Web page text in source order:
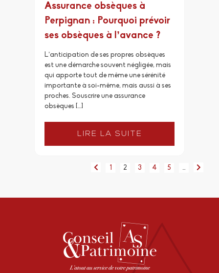
Assurance obsèques à
Perpignan : Pourquoi prévoir
ses obsèques à l’avance ?
L’anticipation de ses propres obsèques
est une démarche souvent négligée, mais
qui apporte tout de même une sérénité
importante à soi-même, mais aussi à ses
proches. Souscrire une assurance
obsèques […]
LIRE LA SUITE
1 2 3 4 5 …